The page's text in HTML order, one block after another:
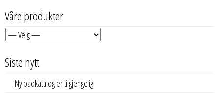
Våre produkter
Siste nytt
Ny badkatalog er tilgjengelig